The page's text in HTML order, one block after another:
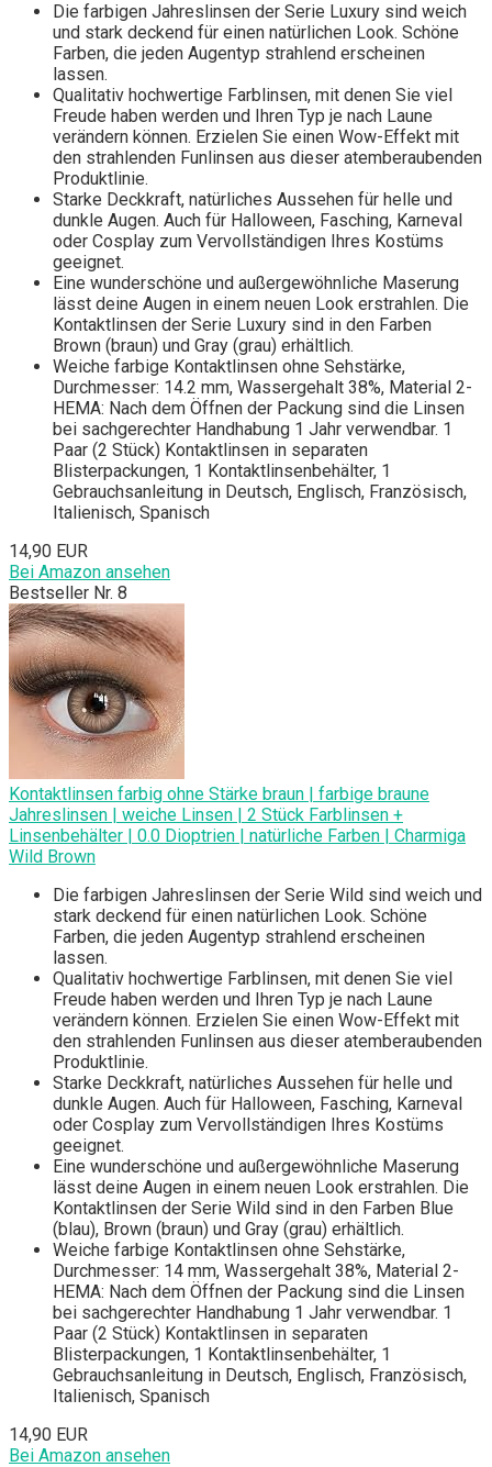
Die farbigen Jahreslinsen der Serie Luxury sind weich
und stark deckend für einen natürlichen Look. Schöne
Farben, die jeden Augentyp strahlend erscheinen
lassen.
Qualitativ hochwertige Farblinsen, mit denen Sie viel
Freude haben werden und Ihren Typ je nach Laune
verändern können. Erzielen Sie einen Wow-Effekt mit
den strahlenden Funlinsen aus dieser atemberaubenden
Produktlinie.
Starke Deckkraft, natürliches Aussehen für helle und
dunkle Augen. Auch für Halloween, Fasching, Karneval
oder Cosplay zum Vervollständigen Ihres Kostüms
geeignet.
Eine wunderschöne und außergewöhnliche Maserung
lässt deine Augen in einem neuen Look erstrahlen. Die
Kontaktlinsen der Serie Luxury sind in den Farben
Brown (braun) und Gray (grau) erhältlich.
Weiche farbige Kontaktlinsen ohne Sehstärke,
Durchmesser: 14.2 mm, Wassergehalt 38%, Material 2-
HEMA: Nach dem Öffnen der Packung sind die Linsen
bei sachgerechter Handhabung 1 Jahr verwendbar. 1
Paar (2 Stück) Kontaktlinsen in separaten
Blisterpackungen, 1 Kontaktlinsenbehälter, 1
Gebrauchsanleitung in Deutsch, Englisch, Französisch,
Italienisch, Spanisch
14,90 EUR
Bei Amazon ansehen
Bestseller Nr. 8
Kontaktlinsen farbig ohne Stärke braun | farbige braune
Jahreslinsen | weiche Linsen | 2 Stück Farblinsen +
Linsenbehälter | 0.0 Dioptrien | natürliche Farben | Charmiga
Wild Brown
Die farbigen Jahreslinsen der Serie Wild sind weich und
stark deckend für einen natürlichen Look. Schöne
Farben, die jeden Augentyp strahlend erscheinen
lassen.
Qualitativ hochwertige Farblinsen, mit denen Sie viel
Freude haben werden und Ihren Typ je nach Laune
verändern können. Erzielen Sie einen Wow-Effekt mit
den strahlenden Funlinsen aus dieser atemberaubenden
Produktlinie.
Starke Deckkraft, natürliches Aussehen für helle und
dunkle Augen. Auch für Halloween, Fasching, Karneval
oder Cosplay zum Vervollständigen Ihres Kostüms
geeignet.
Eine wunderschöne und außergewöhnliche Maserung
lässt deine Augen in einem neuen Look erstrahlen. Die
Kontaktlinsen der Serie Wild sind in den Farben Blue
(blau), Brown (braun) und Gray (grau) erhältlich.
Weiche farbige Kontaktlinsen ohne Sehstärke,
Durchmesser: 14 mm, Wassergehalt 38%, Material 2-
HEMA: Nach dem Öffnen der Packung sind die Linsen
bei sachgerechter Handhabung 1 Jahr verwendbar. 1
Paar (2 Stück) Kontaktlinsen in separaten
Blisterpackungen, 1 Kontaktlinsenbehälter, 1
Gebrauchsanleitung in Deutsch, Englisch, Französisch,
Italienisch, Spanisch
14,90 EUR
Bei Amazon ansehen